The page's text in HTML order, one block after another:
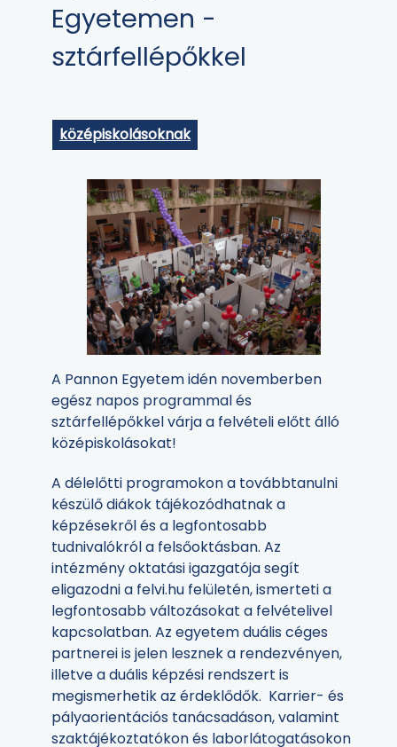
Egyetemen -
sztárfellépőkkel
középiskolásoknak
A Pannon Egyetem idén novemberben
egész napos programmal és
sztárfellépőkkel várja a felvételi előtt álló
középiskolásokat!
A délelőtti programokon a továbbtanulni
készülő diákok tájékozódhatnak a
képzésekről és a legfontosabb
tudnivalókról a felsőoktásban. Az
intézmény oktatási igazgatója segít
eligazodni a felvi.hu felületén, ismerteti a
legfontosabb változásokat a felvételivel
kapcsolatban. Az egyetem duális céges
partnerei is jelen lesznek a rendezvényen,
illetve a duális képzési rendszert is
megismerhetik az érdeklődők. Karrier- és
pályaorientációs tanácsadáson, valamint
szaktájékoztatókon és laborlátogatásokon